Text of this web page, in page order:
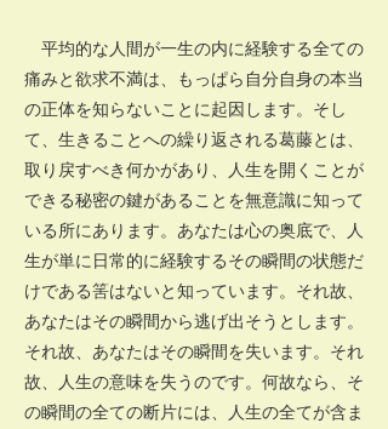
平均的な人間が一生の内に経験する全ての
痛みと欲求不満は、もっぱら自分自身の本当
の正体を知らないことに起因します。そし
て、生きることへの繰り返される葛藤とは、
取り戻すべき何かがあり、人生を開くことが
できる秘密の鍵があることを無意識に知って
いる所にあります。あなたは心の奥底で、人
生が単に日常的に経験するその瞬間の状態だ
けである筈はないと知っています。それ故、
あなたはその瞬間から逃げ出そうとします。
それ故、あなたはその瞬間を失います。それ
故、人生の意味を失うのです。何故なら、そ
の瞬間の全ての断片には、人生の全てが含ま